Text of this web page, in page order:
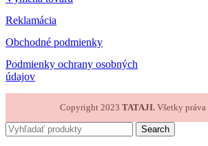
Reklamácia
Obchodné podmienky
Podmienky ochrany osobných
údajov
Copyright 2023 TATAJI. Všetky práva
Search